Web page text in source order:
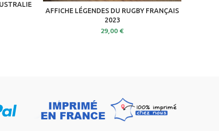
ADD TO CART
AFFICHE LÉGENDES DU RUGBY FRANÇAIS
2023
29,00€